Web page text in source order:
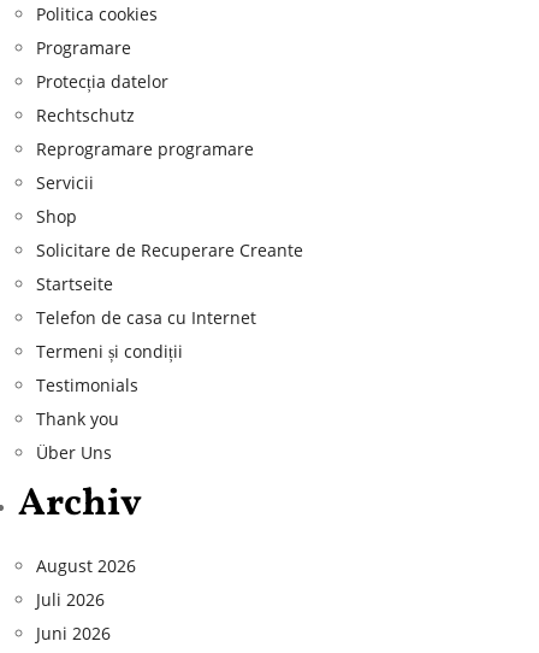
Politica cookies
Programare
Protecția datelor
Rechtschutz
Reprogramare programare
Servicii
Shop
Solicitare de Recuperare Creante
Startseite
Telefon de casa cu Internet
Termeni și condiții
Testimonials
Thank you
Über Uns
Archiv
August 2026
Juli 2026
Juni 2026